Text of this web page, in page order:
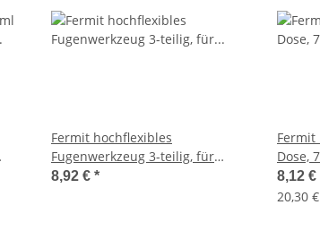
Fermit hochflexibles
Fugenwerkzeug 3-teilig, für
dauerhaft schöne Fugen
8,92 € *
Fermit
Dose,
8,12 €
20,30